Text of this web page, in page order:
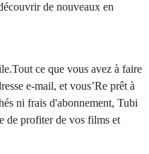
de nouveaux en
ce que vous avez à faire
e-mail, et vous’Re prêt à
ni frais d'abonnement, Tubi
de profiter de vos films et